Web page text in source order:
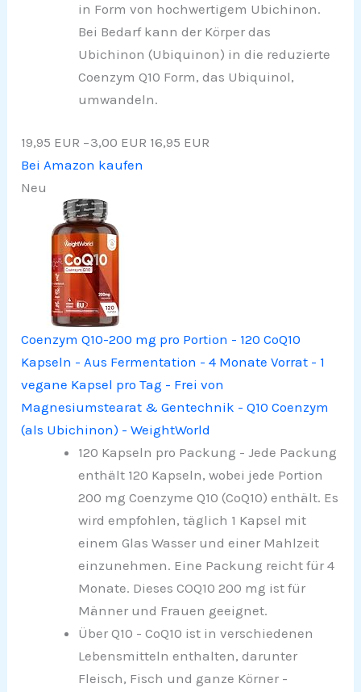
in Form von hochwertigem Ubichinon.
Bei Bedarf kann der Körper das
Ubichinon (Ubiquinon) in die reduzierte
Coenzym Q10 Form, das Ubiquinol,
umwandeln.
19,95 EUR −3,00 EUR 16,95 EUR
Bei Amazon kaufen
Neu
Coenzym Q10-200 mg pro Portion - 120 CoQ10
Kapseln - Aus Fermentation - 4 Monate Vorrat - 1
vegane Kapsel pro Tag - Frei von
Magnesiumstearat & Gentechnik - Q10 Coenzym
(als Ubichinon) - WeightWorld
120 Kapseln pro Packung - Jede Packung
enthält 120 Kapseln, wobei jede Portion
200 mg Coenzyme Q10 (CoQ10) enthält. Es
wird empfohlen, täglich 1 Kapsel mit
einem Glas Wasser und einer Mahlzeit
einzunehmen. Eine Packung reicht für 4
Monate. Dieses COQ10 200 mg ist für
Männer und Frauen geeignet.
Über Q10 - CoQ10 ist in verschiedenen
Lebensmitteln enthalten, darunter
Fleisch, Fisch und ganze Körner -